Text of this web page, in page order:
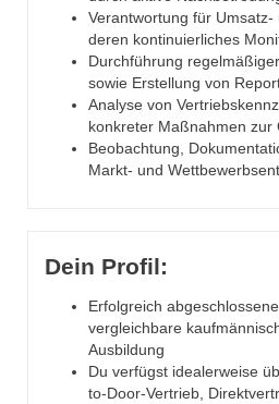
Verantwortung für Umsatz-
deren kontinuierliches
Durchführung
sowie Erstellung von
Analyse von
konkreter Maßnahmen zur
Beobachtung,
Markt- und
Dein Profil:
Erfolgreich
vergleichbare
Ausbildung
Du verfügst idealerweise
to-Door-Vertrieb,